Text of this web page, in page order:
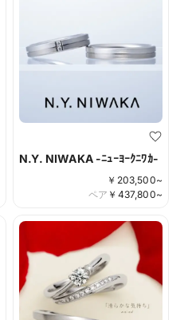
N.Y. NIWAKA -ﾆｭｰﾖｰｸﾆﾜｶ-
￥ 203,500~
￥ 437,800~
ペア